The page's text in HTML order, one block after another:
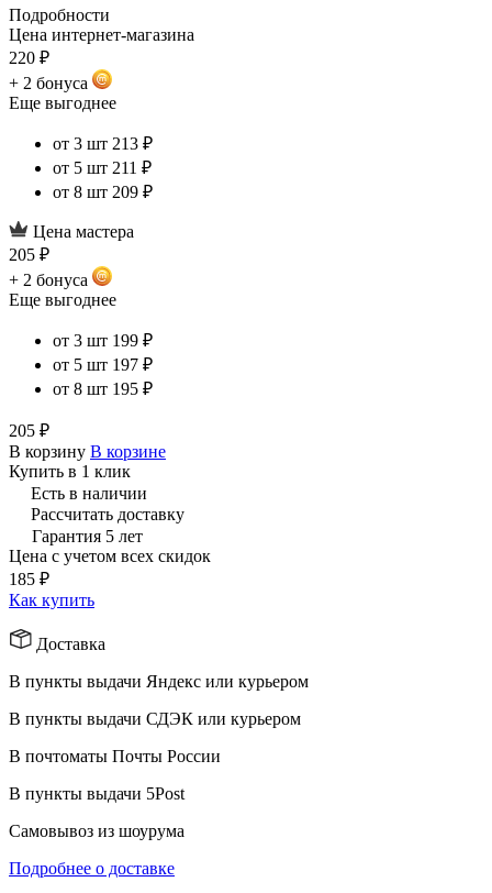
Подробности
Цена интернет-магазина
220 ₽
+ 2 бонуса
Еще выгоднее
от 3 шт 213 ₽
от 5 шт 211 ₽
от 8 шт 209 ₽
Цена мастера
205 ₽
+ 2 бонуса
Еще выгоднее
от 3 шт 199 ₽
от 5 шт 197 ₽
от 8 шт 195 ₽
205 ₽
В корзину В корзине
Купить в 1 клик
Есть в наличии
Рассчитать доставку
Гарантия 5 лет
Цена с учетом всех скидок
185 ₽
Как купить
Доставка
В пункты выдачи Яндекс или курьером
В пункты выдачи СДЭК или курьером
В почтоматы Почты России
В пункты выдачи 5Post
Самовывоз из шоурума
Подробнее о доставке